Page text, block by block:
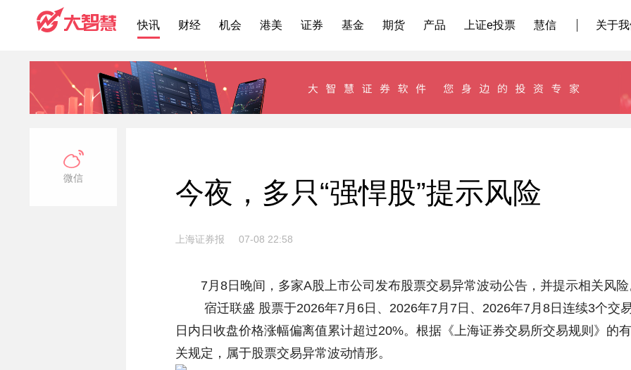
快讯 财经 机会 港美 证券 基金 期货 产品 上证e投票 慧信 关于
微信 今夜，多只“强悍股”提示风险
上海证券报 07-08 22:58
7月8日晚间，多家A股上市公司发布股票交易异常波动公告，并提示相关风险
宿迁联盛 股票于2026年7月6日、2026年7月7日、2026年7月8日连续3个交
日内日收盘价格涨幅偏离值累计超过20%。根据《上海证券交易所交易规则》的有
关规定，属于股票交易异常波动情形。